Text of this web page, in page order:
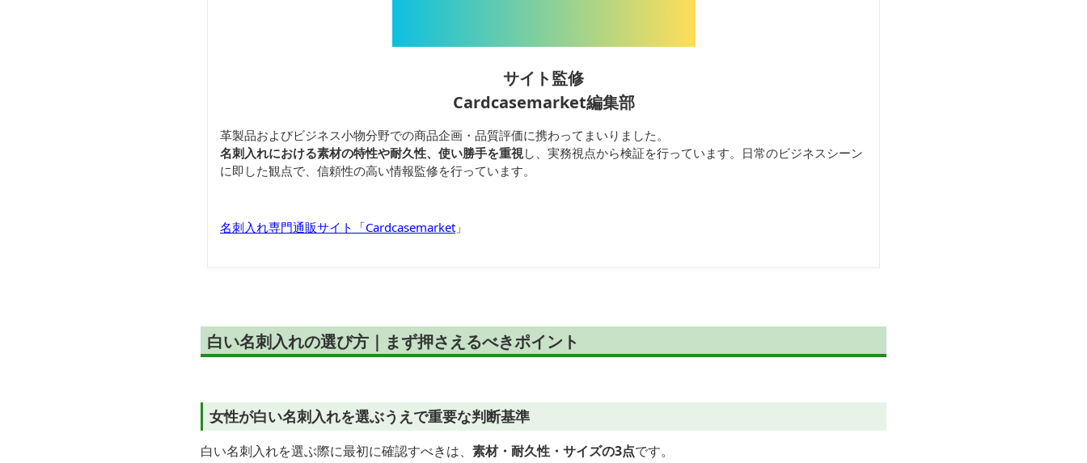
サイト監修
Cardcasemarket編集部
革製品およびビジネス小物分野での商品企画・品質評価に携わってまいりました。
名刺入れにおける素材の特性や耐久性、使い勝手を重視し、実務視点から検証を行っています。日常のビジネスシーン
に即した観点で、信頼性の高い情報監修を行っています。
名刺入れ専門通販サイト「Cardcasemarket 」
白い名刺入れの選び方｜まず押さえるべきポイント
女性が白い名刺入れを選ぶうえで重要な判断基準
白い名刺入れを選ぶ際に最初に確認すべきは、 素材・耐久性・サイズの3点です。